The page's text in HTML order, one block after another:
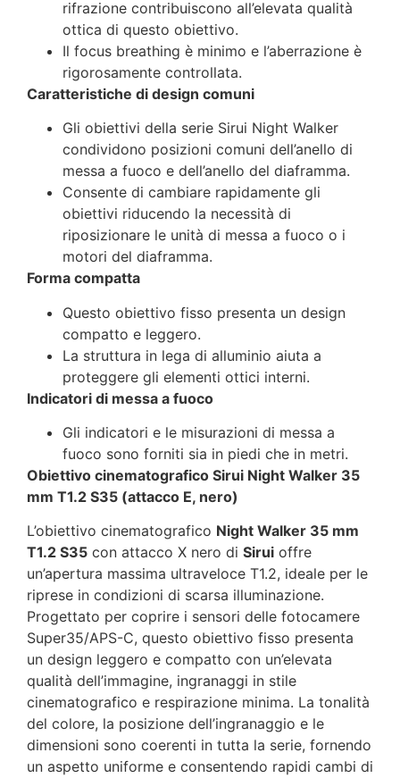
rifrazione contribuiscono all’elevata qualità
ottica di questo obiettivo.
Il focus breathing è minimo e l’aberrazione è
rigorosamente controllata.
Caratteristiche di design comuni
Gli obiettivi della serie Sirui Night Walker
condividono posizioni comuni dell’anello di
messa a fuoco e dell’anello del diaframma.
Consente di cambiare rapidamente gli
obiettivi riducendo la necessità di
riposizionare le unità di messa a fuoco o i
motori del diaframma.
Forma compatta
Questo obiettivo fisso presenta un design
compatto e leggero.
La struttura in lega di alluminio aiuta a
proteggere gli elementi ottici interni.
Indicatori di messa a fuoco
Gli indicatori e le misurazioni di messa a
fuoco sono forniti sia in piedi che in metri.
Obiettivo cinematografico Sirui Night Walker 35
mm T1.2 S35 (attacco E, nero)
L’obiettivo cinematografico Night Walker 35 mm
T1.2 S35 con attacco X nero di Sirui offre
un’apertura massima ultraveloce T1.2, ideale per le
riprese in condizioni di scarsa illuminazione.
Progettato per coprire i sensori delle fotocamere
Super35/APS-C, questo obiettivo fisso presenta
un design leggero e compatto con un’elevata
qualità dell’immagine, ingranaggi in stile
cinematografico e respirazione minima. La tonalità
del colore, la posizione dell’ingranaggio e le
dimensioni sono coerenti in tutta la serie, fornendo
un aspetto uniforme e consentendo rapidi cambi di